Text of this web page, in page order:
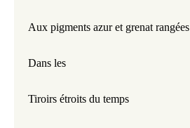
Aux pigments azur et grenat rangées
Dans les
Tiroirs étroits du temps